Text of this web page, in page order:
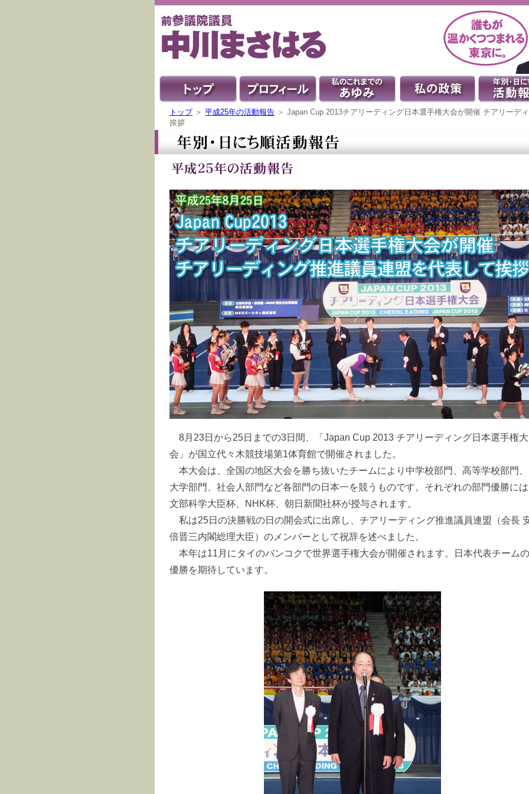
トップ＞ 平成25年の活動報告 ＞ Japan Cup 2013チアリーディング日本選手権大会が開催 チアリーデ
挨拶
8月23日から25日までの3日間、「Japan Cup 2013 チアリーディング日本選手権大
会」が国立代々木競技場第1体育館で開催されました。
本大会は、全国の地区大会を勝ち抜いたチームにより中学校部門、高等学校部門、
大学部門、社会人部門など各部門の日本一を競うものです。それぞれの部門優勝には
文部科学大臣杯、NHK杯、朝日新聞社杯が授与されます。
私は25日の決勝戦の日の開会式に出席し、チアリーディング推進議員連盟（会長
倍晋三内閣総理大臣）のメンバーとして祝辞を述べました。
本年は11月にタイのバンコクで世界選手権大会が開催されます。日本代表チームの
優勝を期待しています。